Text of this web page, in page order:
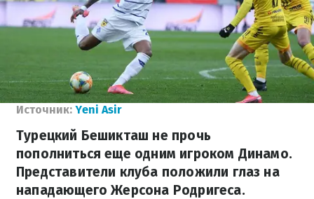
Источник: Yeni Asir
Турецкий Бешикташ не прочь
пополниться еще одним игроком Динамо.
Представители клуба положили глаз на
нападающего Жерсона Родригеса.